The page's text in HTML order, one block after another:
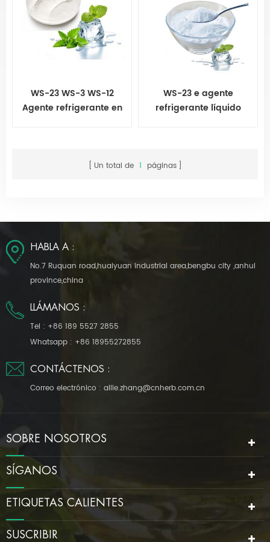
WS-23 WS-3 WS-12
Agente refrigerante en
WS-23 e agente
refrigerante líquido
Un total de 1 páginas
HABLA A :
No.7 Ruquan road,huaiyuan industrial area,bengbu city ,anhui
province,china
LLÁMANOS :
Tel : +86 189 5527 2855
Whatsapp : +86 18955272855
CONTÁCTENOS :
Correo electrónico : allie.zhang@cnherb.com.cn
SOBRE NOSOTROS
SÍGANOS
ETIQUETAS CALIENTES
SUSCRIBIR